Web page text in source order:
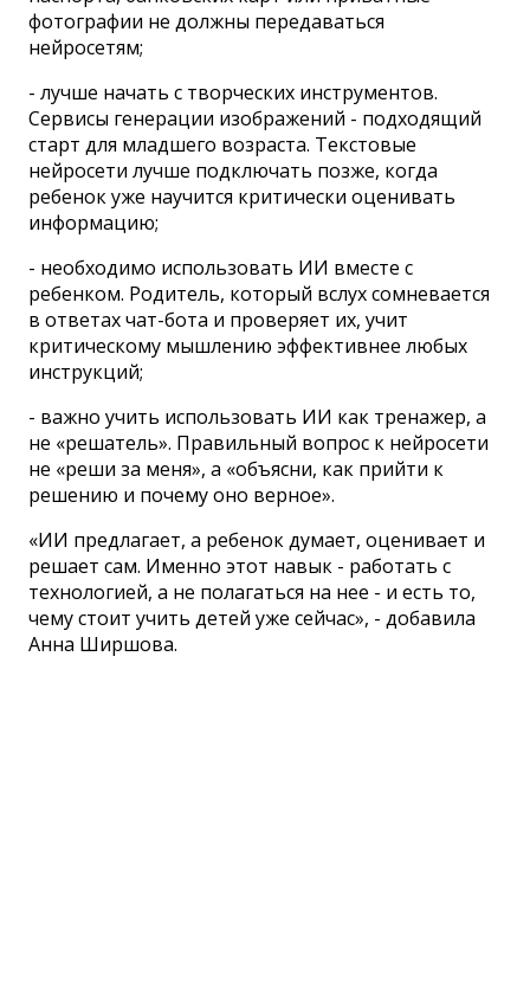
фотографии не должны передаваться
нейросетям;
- лучше начать с творческих инструментов.
Сервисы генерации изображений - подходящий
старт для младшего возраста. Текстовые
нейросети лучше подключать позже, когда
ребенок уже научится критически оценивать
информацию;
- необходимо использовать ИИ вместе с
ребенком. Родитель, который вслух сомневается
в ответах чат-бота и проверяет их, учит
критическому мышлению эффективнее любых
инструкций;
- важно учить использовать ИИ как тренажер, а
не «решатель». Правильный вопрос к нейросети
не «реши за меня», а «объясни, как прийти к
решению и почему оно верное».
«ИИ предлагает, а ребенок думает, оценивает и
решает сам. Именно этот навык - работать с
технологией, а не полагаться на нее - и есть то,
чему стоит учить детей уже сейчас», - добавила
Анна Ширшова.